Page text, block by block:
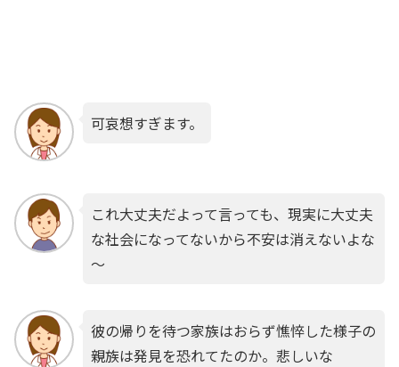
可哀想すぎます。
これ大丈夫だよって言っても、現実に大丈夫
な社会になってないから不安は消えないよな
～
彼の帰りを待つ家族はおらず憔悴した様子の
親族は発見を恐れてたのか。悲しいな